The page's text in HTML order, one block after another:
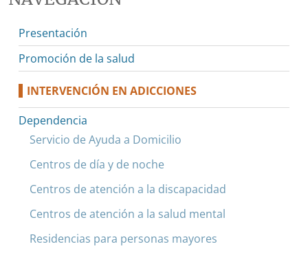
Presentación
Promoción de la salud
INTERVENCIÓN EN ADICCIONES
Dependencia
Servicio de Ayuda a Domicilio
Centros de día y de noche
Centros de atención a la discapacidad
Centros de atención a la salud mental
Residencias para personas mayores